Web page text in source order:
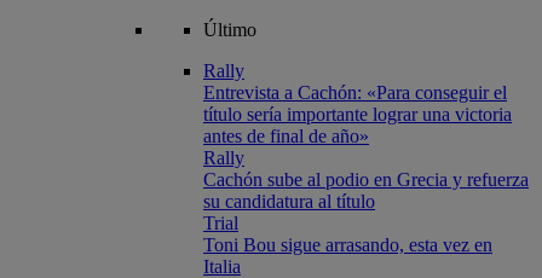
Último
Rally
Entrevista a Cachón: «Para conseguir el
título sería importante lograr una victoria
antes de final de año»
Rally
Cachón sube al podio en Grecia y refuerza
su candidatura al título
Trial
Toni Bou sigue arrasando, esta vez en
Italia